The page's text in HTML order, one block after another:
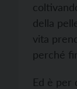
della
vita
perché
Ed è per